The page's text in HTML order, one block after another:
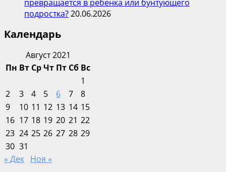
превращается в ребенка или бунтующего
подростка?20.06.2026
Календарь
Август 2021
Пн Вт СрЧт Пт Сб Вс
1
2
3 4 5 6 7
8
9
10 11 12 13 14 15
16 17 18 19 20 21 22
23 24 25 26 27 28 29
30 31
« Дек Ноя »